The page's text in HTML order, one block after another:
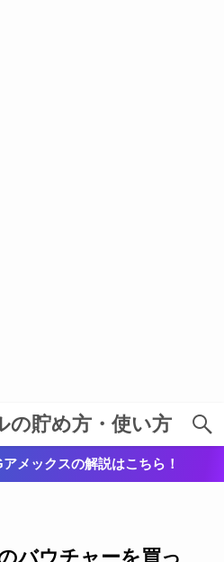
の貯め方・使い方
メックスの解説はこちら！
バウチャーを買っ